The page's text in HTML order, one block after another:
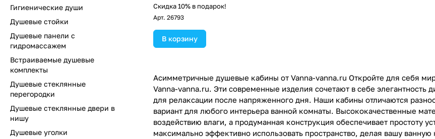
Скидка 10% в подарок!
Арт. 26793
В корзину
Асимметричные душевые кабины от Vanna-vanna.ru Откройте для себя
Vanna-vanna.ru. Эти современные изделия сочетают в себе элегантность
для релаксации после напряженного дня. Наши кабины отличаются
вариант для любого интерьера ванной комнаты. Высококачественные
воздействию влаги, а продуманная конструкция обеспечивает простоту
максимально эффективно использовать пространство, делая вашу
Гигиенические души
Душевые стойки
Душевые панели с
гидромассажем
Встраиваемые душевые
комплекты
Душевые стеклянные
перегородки
Душевые стеклянные двери в
нишу
Душевые уголки